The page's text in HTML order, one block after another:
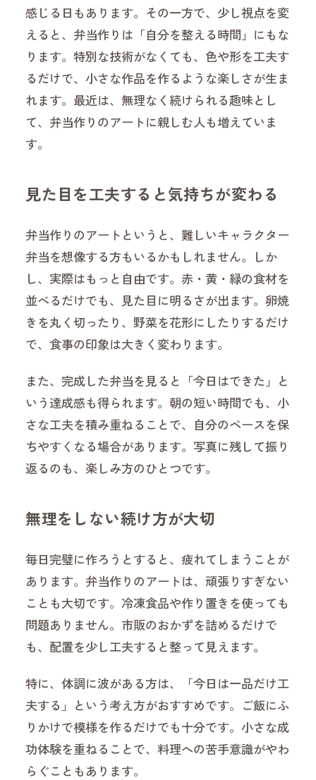
感じる日もあります。その一方で、少し視点を変
えると、弁当作りは「自分を整える時間」にもな
ります。特別な技術がなくても、色や形を工夫す
るだけで、小さな作品を作るような楽しさが生ま
れます。最近は、無理なく続けられる趣味とし
て、弁当作りのアートに親しむ人も増えていま
す。
見た目を工夫すると気持ちが変わる
弁当作りのアートというと、難しいキャラクター
弁当を想像する方もいるかもしれません。しか
し、実際はもっと自由です。赤・黄・緑の食材を
並べるだけでも、見た目に明るさが出ます。卵焼
きを丸く切ったり、野菜を花形にしたりするだけ
で、食事の印象は大きく変わります。
また、完成した弁当を見ると「今日はできた」と
いう達成感も得られます。朝の短い時間でも、小
さな工夫を積み重ねることで、自分のペースを保
ちやすくなる場合があります。写真に残して振り
返るのも、楽しみ方のひとつです。
無理をしない続け方が大切
毎日完璧に作ろうとすると、疲れてしまうことが
あります。弁当作りのアートは、頑張りすぎない
ことも大切です。冷凍食品や作り置きを使っても
問題ありません。市販のおかずを詰めるだけで
も、配置を少し工夫すると整って見えます。
特に、体調に波がある方は、「今日は一品だけ工
夫する」という考え方がおすすめです。ご飯にふ
りかけで模様を作るだけでも十分です。小さな成
功体験を重ねることで、料理への苦手意識がやわ
らぐこともあります。